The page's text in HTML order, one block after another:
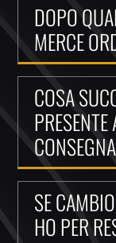
DOPO
MERCE
COSA
SE
HO PER